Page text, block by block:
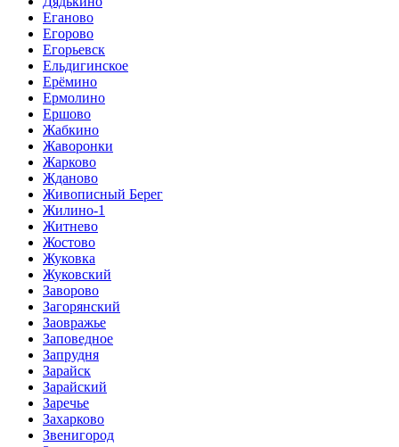
Еганово
Егорово
Егорьевск
Ельдигинское
Ерёмино
Ермолино
Ершово
Жабкино
Жаворонки
Жарково
Жданово
Живописный Берег
Жилино-1
Житнево
Жостово
Жуковка
Жуковский
Заворово
Загорянский
Заовражье
Заповедное
Запрудня
Зарайск
Зарайский
Заречье
Захарково
Звенигород